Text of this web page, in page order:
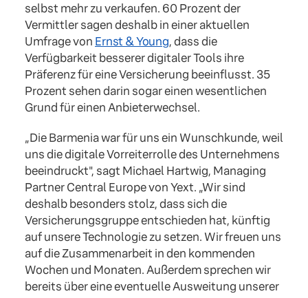
selbst mehr zu verkaufen. 60 Prozent der
Vermittler sagen deshalb in einer aktuellen
Umfrage von Ernst & Young, dass die
Verfügbarkeit besserer digitaler Tools ihre
Präferenz für eine Versicherung beeinflusst. 35
Prozent sehen darin sogar einen wesentlichen
Grund für einen Anbieterwechsel.
„Die Barmenia war für uns ein Wunschkunde, weil
uns die digitale Vorreiterrolle des Unternehmens
beeindruckt", sagt Michael Hartwig, Managing
Partner Central Europe von Yext. „Wir sind
deshalb besonders stolz, dass sich die
Versicherungsgruppe entschieden hat, künftig
auf unsere Technologie zu setzen. Wir freuen uns
auf die Zusammenarbeit in den kommenden
Wochen und Monaten. Außerdem sprechen wir
bereits über eine eventuelle Ausweitung unserer